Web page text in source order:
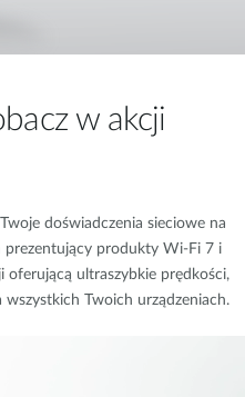
w akcji
doświadczenia sieciowe na
prezentujący produkty Wi-Fi 7 i
oferującą ultraszybkie prędkości,
wszystkich Twoich urządzeniach.